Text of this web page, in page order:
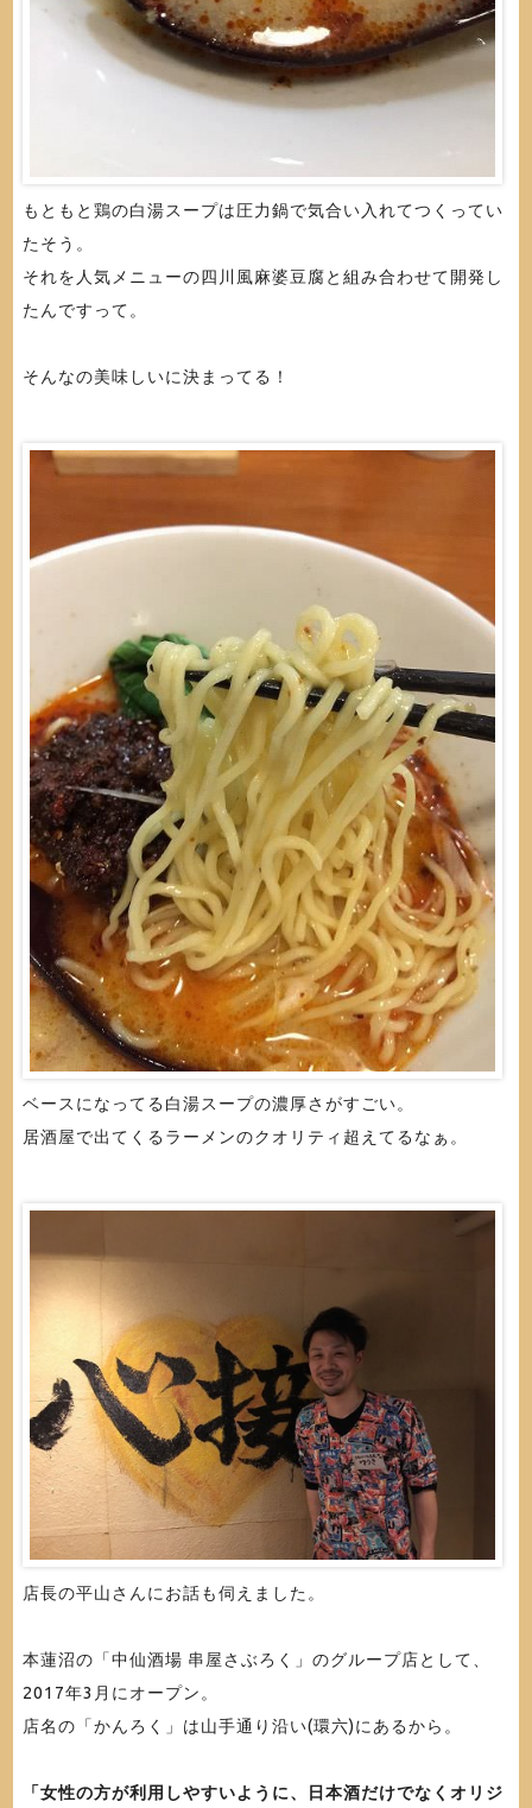
もともと鶏の白湯スープは圧力鍋で気合い入れてつくってい
たそう。
それを人気メニューの四川風麻婆豆腐と組み合わせて開発し
たんですって。
そんなの美味しいに決まってる！
ベースになってる白湯スープの濃厚さがすごい。
居酒屋で出てくるラーメンのクオリティ超えてるなぁ。
店長の平山さんにお話も伺えました。
本蓮沼の「中仙酒場 串屋さぶろく」のグループ店として、
2017年3月にオープン。
店名の「かんろく」は山手通り沿い(環六)にあるから。
「女性の方が利用しやすいように、日本酒だけでなくオリジ